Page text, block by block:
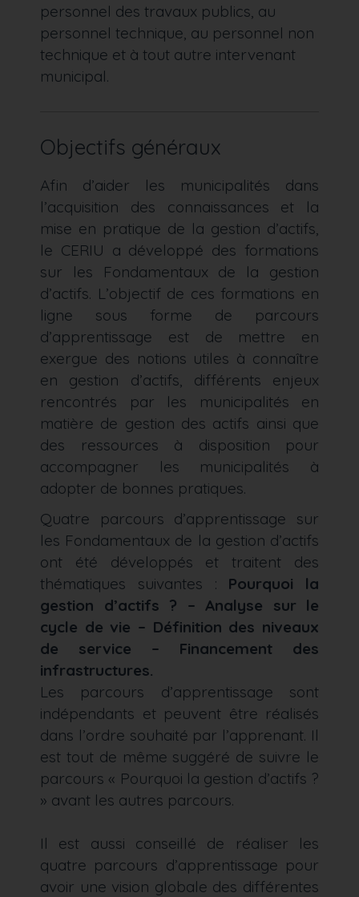
personnel des travaux publics, au
personnel technique, au personnel non
technique et à tout autre intervenant
municipal.
Objectifs généraux
Afin d’aider les municipalités dans
l’acquisition des connaissances et la
mise en pratique de la gestion d’actifs,
le CERIU a développé des formations
sur les Fondamentaux de la gestion
d’actifs. L’objectif de ces formations en
ligne sous forme de parcours
d’apprentissage est de mettre en
exergue des notions utiles à connaître
en gestion d’actifs, différents enjeux
rencontrés par les municipalités en
matière de gestion des actifs ainsi que
des ressources à disposition pour
accompagner les municipalités à
adopter de bonnes pratiques.
Quatre parcours d’apprentissage sur
les Fondamentaux de la gestion d’actifs
ont été développés et traitent des
thématiques suivantes : Pourquoi la
gestion d’actifs ? – Analyse sur le
cycle de vie – Définition des niveaux
de service – Financement des
infrastructures.
Les parcours d’apprentissage sont
indépendants et peuvent être réalisés
dans l’ordre souhaité par l’apprenant. Il
est tout de même suggéré de suivre le
parcours « Pourquoi la gestion d’actifs ?
» avant les autres parcours.
Il est aussi conseillé de réaliser les
quatre parcours d’apprentissage pour
avoir une vision globale des différentes